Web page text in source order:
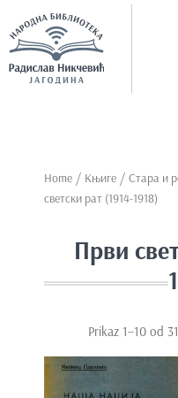
Home / Књиге / Стара и
светски рат (1914-1918)
Први
Prikaz 1–10 od